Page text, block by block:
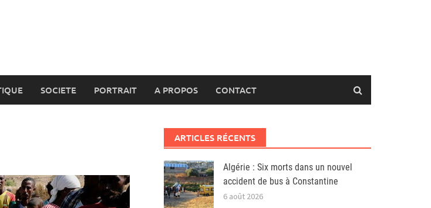
SOCIETE PORTRAIT A PROPOS CONTACT
ARTICLES RÉCENTS
Algérie : Six morts dans un nouvel
accident de bus à Constantine
6 août 2026